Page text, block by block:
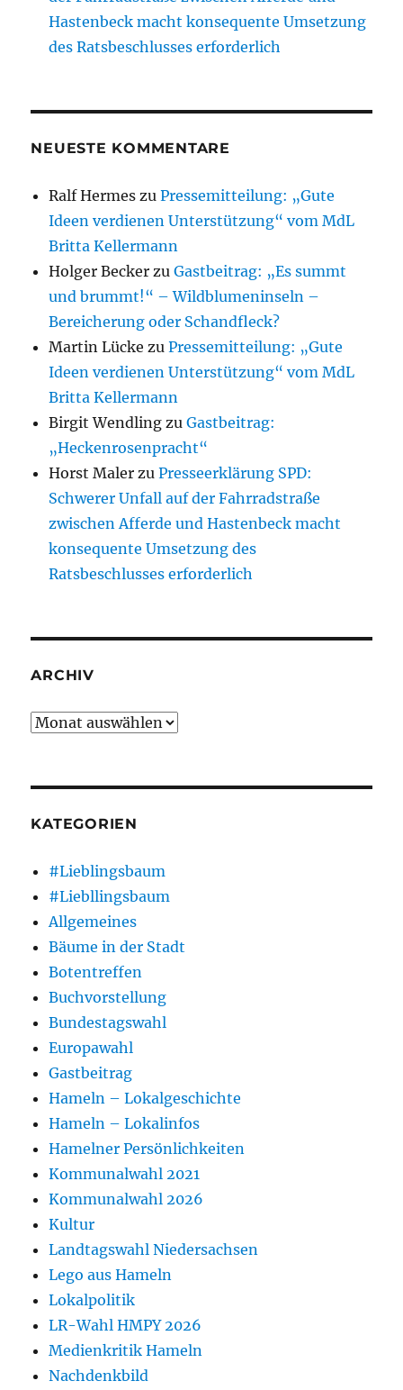
Hastenbeck macht konsequente Umsetzung
des Ratsbeschlusses erforderlich
NEUESTE KOMMENTARE
Ralf Hermes zuPressemitteilung: „Gute
Ideen verdienen Unterstützung“ vom MdL
Britta Kellermann
Holger Becker zuGastbeitrag: „Es summt
und brummt!“ – Wildblumeninseln –
Bereicherung oder Schandfleck?
Martin Lücke zuPressemitteilung: „Gute
Ideen verdienen Unterstützung“ vom MdL
Britta Kellermann
Birgit Wendling zuGastbeitrag:
„Heckenrosenpracht“
Horst Maler zuPresseerklärung SPD:
Schwerer Unfall auf der Fahrradstraße
zwischen Afferde und Hastenbeck macht
konsequente Umsetzung des
Ratsbeschlusses erforderlich
ARCHIV
Archiv
KATEGORIEN
#Lieblingsbaum
#Liebllingsbaum
Allgemeines
Bäume in der Stadt
Botentreffen
Buchvorstellung
Bundestagswahl
Europawahl
Gastbeitrag
Hameln – Lokalgeschichte
Hameln – Lokalinfos
Hamelner Persönlichkeiten
Kommunalwahl 2021
Kommunalwahl 2026
Kultur
Landtagswahl Niedersachsen
Lego aus Hameln
Lokalpolitik
LR-Wahl HMPY 2026
Medienkritik Hameln
Nachdenkbild